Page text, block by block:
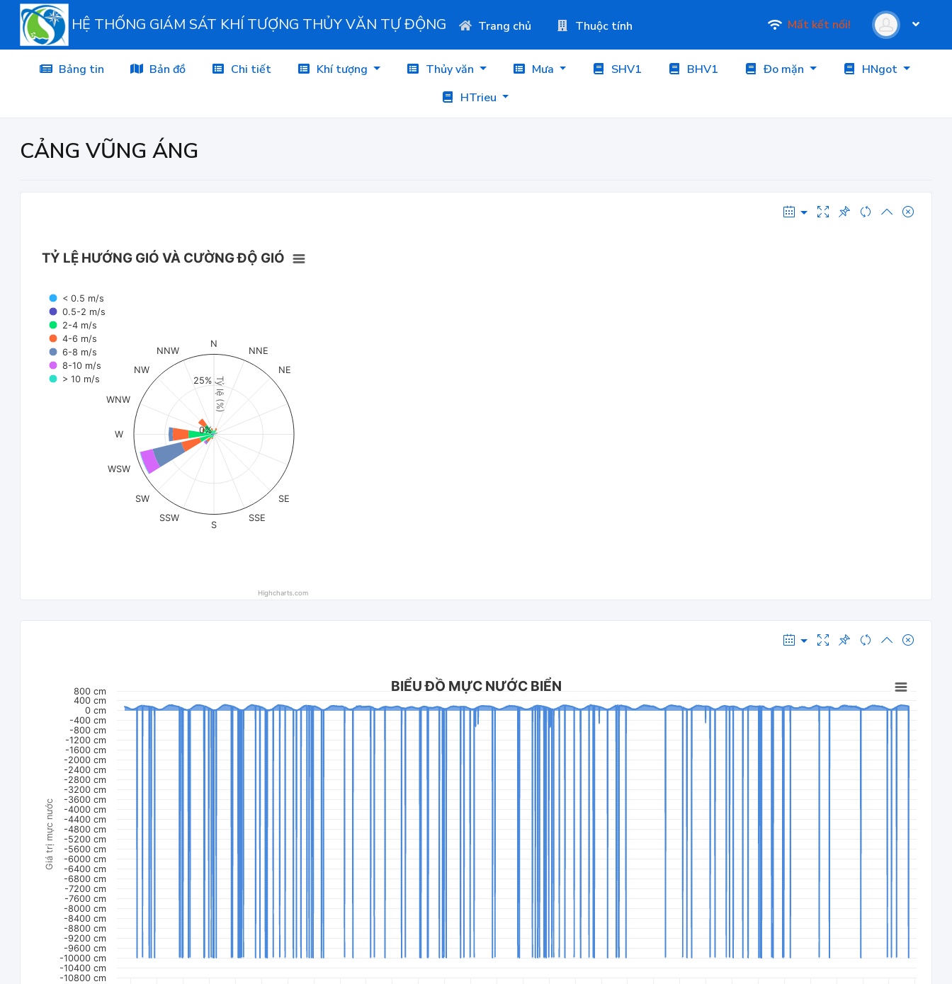
HỆ THỐNG GIÁM SÁT KHÍ TƯỢNG THỦY VĂN TỰ ĐỘNG Trang chủ Thuộc tính Mất kết nối!
Bảng tin Bản đồ Chi tiết Khí tượng Thủy văn Mưa SHV1 BHV1 Đo mặn
HNgot
HTrieu
CẢNG VŨNG ÁNG
Tỷ lệ (%)
TỶ LỆ HƯỚNG GIÓ VÀ CƯỜNG ĐỘ GIÓ
< 0.5 m/s
0.5-2 m/s
2-4 m/s
4-6 m/s
6-8 m/s
8-10 m/s
> 10 m/s
N
NNE
NE
SE
SSE
S
SSW
SW
WSW
W
WNW
NW
NNW
0%
25%
Highcharts.com
Giá trị mực nước
BIỂU ĐỒ MỰC NƯỚC BIỂN
-10800 cm
-10400 cm
-10000 cm
-9600 cm
-9200 cm
-8800 cm
-8400 cm
-8000 cm
-7600 cm
-7200 cm
-6800 cm
-6400 cm
-6000 cm
-5600 cm
-5200 cm
-4800 cm
-4400 cm
-4000 cm
-3600 cm
-3200 cm
-2800 cm
-2400 cm
-2000 cm
-1600 cm
-1200 cm
-800 cm
-400 cm
0 cm
400 cm
800 cm